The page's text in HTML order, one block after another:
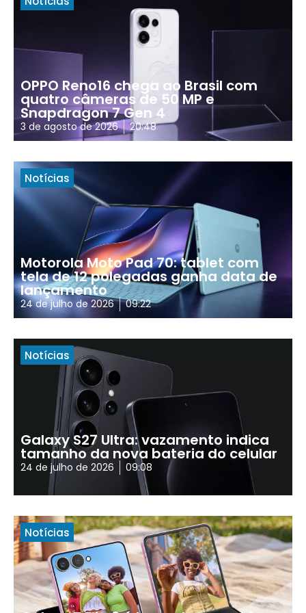
OPPO Reno16 chega ao Brasil com
quatro câmeras de 50 MP e
Snapdragon 7 Gen 4
3 de agosto de 2026 20:48
Notícias
Motorola Moto Pad 70: tablet com
tela de 12 polegadas ganha data de
lançamento
24 de julho de 2026 09:22
Notícias
Galaxy S27 Ultra: vazamento indica
tamanho da nova bateria do celular
24 de julho de 2026 09:08
Notícias